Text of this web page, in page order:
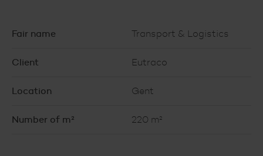
Fair name Transport & Logistics
Client Eutraco
Location Gent
Number of m² 220 m²